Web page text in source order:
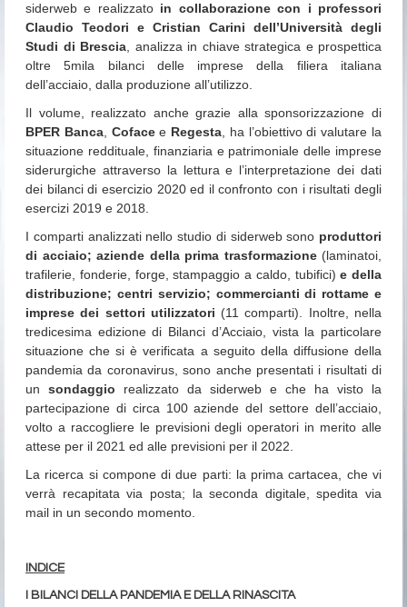
siderweb e realizzatoin collaborazione con i professori
Claudio Teodori e Cristian Carini dell’Università degli
Studi di Brescia , analizza in chiave strategica e prospettica
oltre 5mila bilanci delle imprese della filiera italiana
dell’acciaio, dalla produzione all’utilizzo.
Il volume, realizzato anche grazie alla sponsorizzazione di
BPER Banca, Cofacee Regesta , ha l’obiettivo di valutare la
situazione reddituale, finanziaria e patrimoniale delle imprese
siderurgiche attraverso la lettura e l’interpretazione dei dati
dei bilanci di esercizio 2020 ed il confronto con i risultati degli
esercizi 2019 e 2018.
I comparti analizzati nello studio di siderweb sono produttori
di acciaio; aziende della prima trasformazione(laminatoi,
trafilerie, fonderie, forge, stampaggio a caldo, tubifici)e della
distribuzione; centri servizio; commercianti di rottame e
imprese dei settori utilizzatori (11 comparti). Inoltre, nella
tredicesima edizione di Bilanci d’Acciaio, vista la particolare
situazione che si è verificata a seguito della diffusione della
pandemia da coronavirus, sono anche presentati i risultati di
un sondaggio realizzato da siderweb e che ha visto la
partecipazione di circa 100 aziende del settore dell’acciaio,
volto a raccogliere le previsioni degli operatori in merito alle
attese per il 2021 ed alle previsioni per il 2022.
La ricerca si compone di due parti: la prima cartacea, che vi
verrà recapitata via posta; la seconda digitale, spedita via
mail in un secondo momento.
INDICE
I BILANCI DELLA PANDEMIA E DELLA RINASCITA